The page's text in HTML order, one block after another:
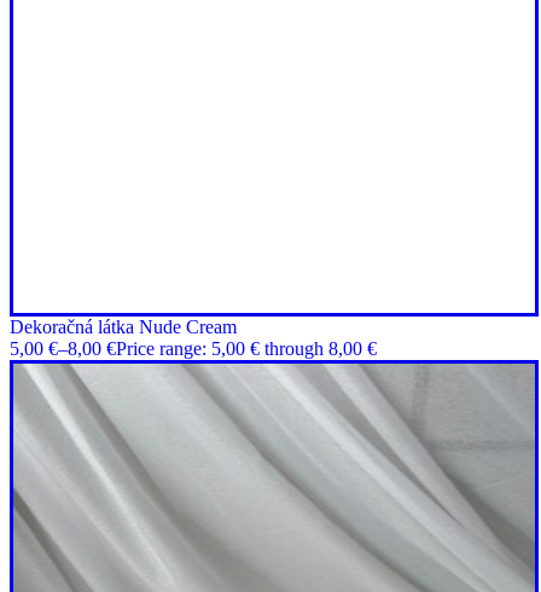
Dekoračná látka Nude Cream
5,00 €–8,00 €Price range: 5,00 € through 8,00 €